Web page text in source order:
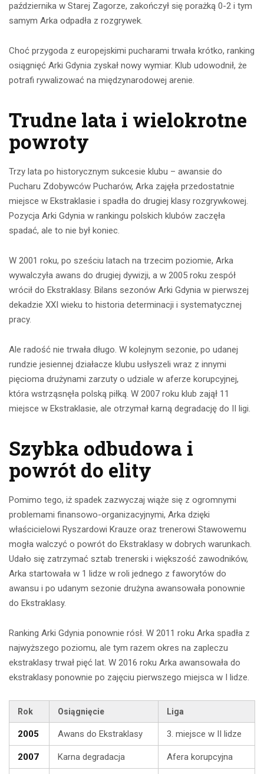
października w Starej Zagorze, zakończył się porażką 0-2 i tym
samym Arka odpadła z rozgrywek.
Choć przygoda z europejskimi pucharami trwała krótko, ranking
osiągnięć Arki Gdynia zyskał nowy wymiar. Klub udowodnił, że
potrafi rywalizować na międzynarodowej arenie.
Trudne lata i wielokrotne
powroty
Trzy lata po historycznym sukcesie klubu – awansie do
Pucharu Zdobywców Pucharów, Arka zajęła przedostatnie
miejsce w Ekstraklasie i spadła do drugiej klasy rozgrywkowej.
Pozycja Arki Gdynia w rankingu polskich klubów zaczęła
spadać, ale to nie był koniec.
W 2001 roku, po sześciu latach na trzecim poziomie, Arka
wywalczyła awans do drugiej dywizji, a w 2005 roku zespół
wrócił do Ekstraklasy. Bilans sezonów Arki Gdynia w pierwszej
dekadzie XXI wieku to historia determinacji i systematycznej
pracy.
Ale radość nie trwała długo. W kolejnym sezonie, po udanej
rundzie jesiennej działacze klubu usłyszeli wraz z innymi
pięcioma drużynami zarzuty o udziale w aferze korupcyjnej,
która wstrząsnęła polską piłką. W 2007 roku klub zajął 11
miejsce w Ekstraklasie, ale otrzymał karną degradację do II ligi.
Szybka odbudowa i
powrót do elity
Pomimo tego, iż spadek zazwyczaj wiąże się z ogromnymi
problemami finansowo-organizacyjnymi, Arka dzięki
właścicielowi Ryszardowi Krauze oraz trenerowi Stawowemu
mogła walczyć o powrót do Ekstraklasy w dobrych warunkach.
Udało się zatrzymać sztab trenerski i większość zawodników,
Arka startowała w 1 lidze w roli jednego z faworytów do
awansu i po udanym sezonie drużyna awansowała ponownie
do Ekstraklasy.
Ranking Arki Gdynia ponownie rósł. W 2011 roku Arka spadła z
najwyższego poziomu, ale tym razem okres na zapleczu
ekstraklasy trwał pięć lat. W 2016 roku Arka awansowała do
ekstraklasy ponownie po zajęciu pierwszego miejsca w I lidze.
Rok Osiągnięcie Liga
2005 Awans do Ekstraklasy 3. miejsce w II lidze
2007 Karna degradacja Afera korupcyjna